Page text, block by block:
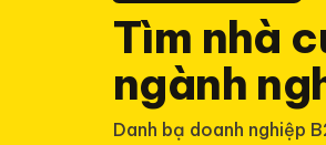
Tìm nhà
ngành
Danh bạ doanh nghiệp